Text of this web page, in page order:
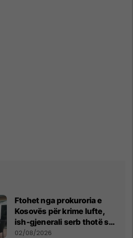
Ftohet nga prokuroria e
Kosovës për krime lufte,
ish-gjenerali serb thotë se
dikush e tradhtoi në
02/08/2026